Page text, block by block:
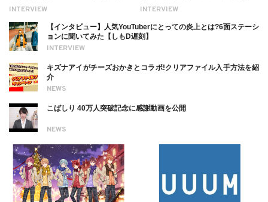
INTERVIEW
ついても
INTERVIEW
INTERVIEW
【インタビュー】人気YouTuberにとっての炎上とは?6面ステーシ
ョンに聞いてみた【しもD遅刻】
NEWS
キズナアイがチーズおかきとコラボ!クリアファイル入手方法を紹
介
NEWS
こばしり 40万人突破記念に感謝動画を公開